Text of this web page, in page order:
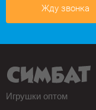
Жду звонка
Игрушки оптом